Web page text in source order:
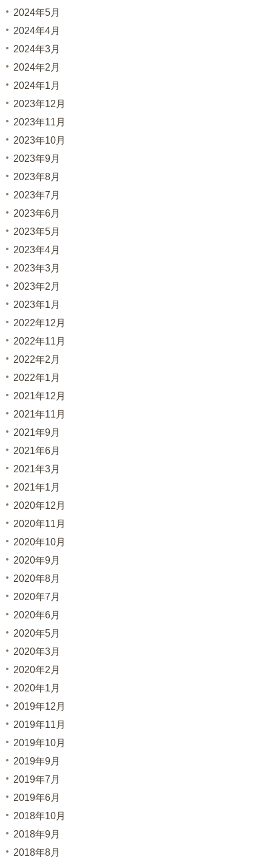
2024年5月
2024年4月
2024年3月
2024年2月
2024年1月
2023年12月
2023年11月
2023年10月
2023年9月
2023年8月
2023年7月
2023年6月
2023年5月
2023年4月
2023年3月
2023年2月
2023年1月
2022年12月
2022年11月
2022年2月
2022年1月
2021年12月
2021年11月
2021年9月
2021年6月
2021年3月
2021年1月
2020年12月
2020年11月
2020年10月
2020年9月
2020年8月
2020年7月
2020年6月
2020年5月
2020年3月
2020年2月
2020年1月
2019年12月
2019年11月
2019年10月
2019年9月
2019年7月
2019年6月
2018年10月
2018年9月
2018年8月